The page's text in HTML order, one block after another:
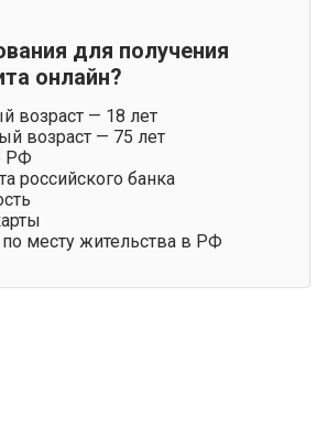
для получения
онлайн?
возраст — 18 лет
возраст — 75 лет
РФ
российского банка
по месту жительства в РФ